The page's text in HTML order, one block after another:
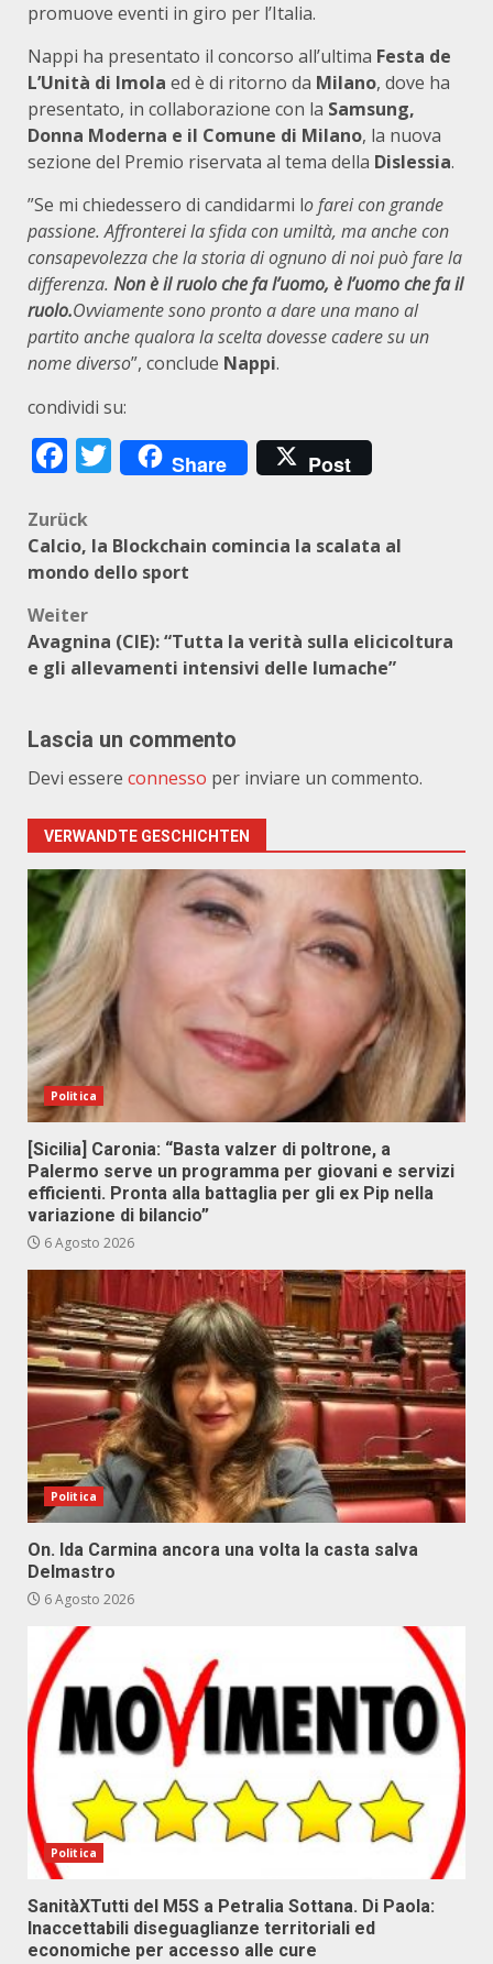
promuove eventi in giro per l’Italia.
Nappi ha presentato il concorso all’ultima Festa de
L’Unità di Imola ed è di ritorno da Milano, dove ha
presentato, in collaborazione con la Samsung,
Donna Moderna e il Comune di Milano, la nuova
sezione del Premio riservata al tema della Dislessia.
”Se mi chiedessero di candidarmi lo farei con grande
passione. Affronterei la sfida con umiltà, ma anche con
consapevolezza che la storia di ognuno di noi può fare la
differenza. Non è il ruolo che fa l’uomo, è l’uomo che fa il
ruolo.Ovviamente sono pronto a dare una mano al
partito anche qualora la scelta dovesse cadere su un
nome diverso”, conclude Nappi.
condividi su:
Facebook
Twitter
Share Post
Beitragsnavigation
Zurück
Calcio, la Blockchain comincia la scalata al
mondo dello sport
Weiter
Avagnina (CIE): “Tutta la verità sulla elicicoltura
e gli allevamenti intensivi delle lumache”
Lascia un commento
Devi essere connesso per inviare un commento.
VERWANDTE GESCHICHTEN
Politica
[Sicilia] Caronia: “Basta valzer di poltrone, a
Palermo serve un programma per giovani e servizi
efficienti. Pronta alla battaglia per gli ex Pip nella
variazione di bilancio”
6 Agosto 2026
Politica
On. Ida Carmina ancora una volta la casta salva
Delmastro
6 Agosto 2026
Politica
SanitàXTutti del M5S a Petralia Sottana. Di Paola:
Inaccettabili diseguaglianze territoriali ed
economiche per accesso alle cure